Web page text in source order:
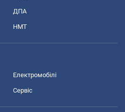
ДПА
НМТ
Електромобілі
Сервіс